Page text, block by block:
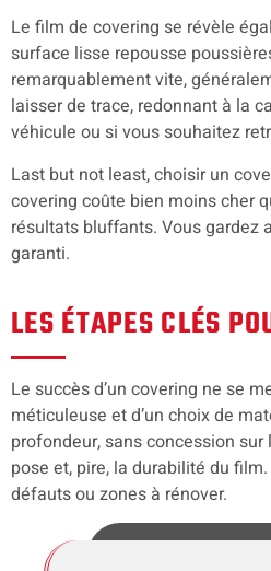
Le film de covering se révèle
surface lisse repousse
remarquablement vite,
laisser de trace, redonnant à la
véhicule ou si vous souhaitez
Last but not least, choisir un
covering coûte bien moins cher
résultats bluffants. Vous gardez
garanti.
LES ÉTAPES CLÉS
Le succès d’un covering ne se
méticuleuse et d’un choix de
profondeur, sans concession
pose et, pire, la durabilité du
défauts ou zones à rénover.